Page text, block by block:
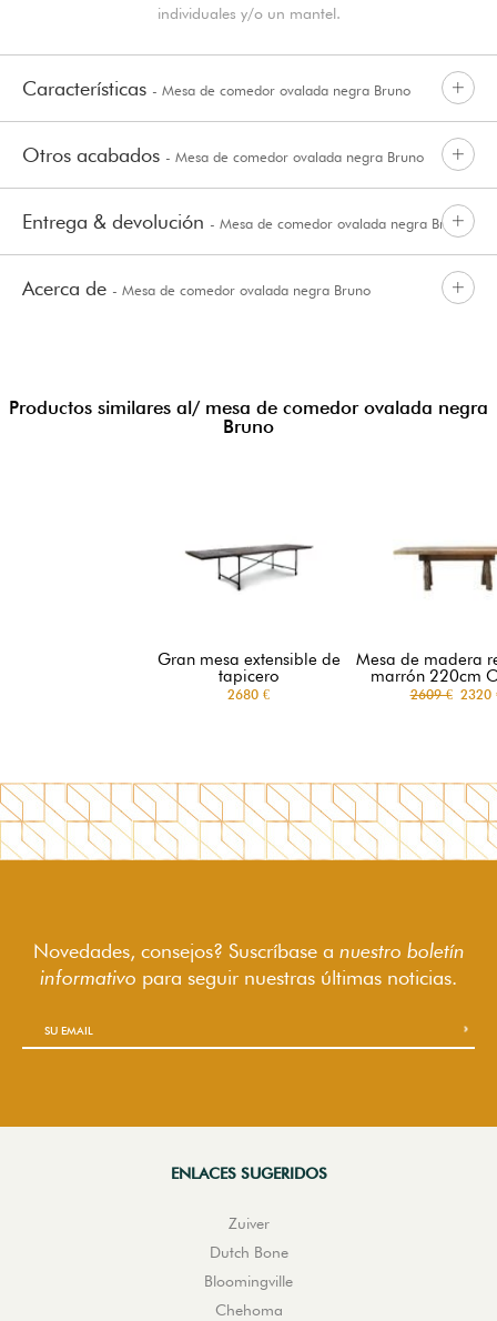
individuales y/o un mantel.
Características - Mesa de comedor ovalada negra Bruno
Otros acabados - Mesa de comedor ovalada negra Bruno
Entrega & devolución - Mesa de comedor ovalada negra Bruno
Acerca de - Mesa de comedor ovalada negra Bruno
Productos similares al/ mesa de comedor ovalada negra
Bruno
Gran mesa extensible de
tapicero
2680 €
Mesa de madera
marrón 220cm
2609 €2320
Novedades, consejos? Suscríbase a nuestro boletín
informativo para seguir nuestras últimas noticias.
ENLACES SUGERIDOS
Zuiver
Dutch Bone
Bloomingville
Chehoma